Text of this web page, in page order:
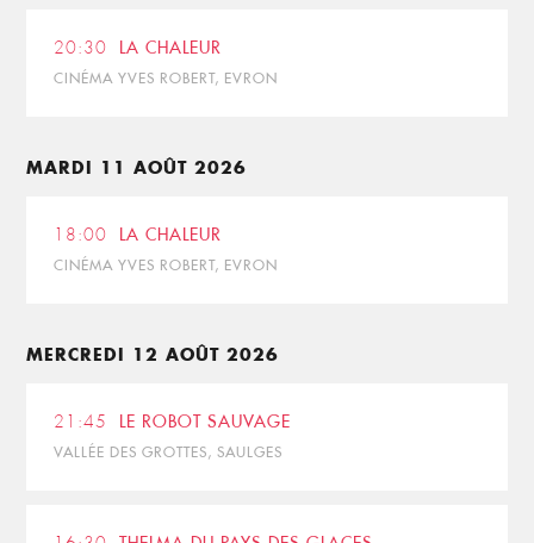
20:30 LA CHALEUR
CINÉMA YVES ROBERT, EVRON
MARDI 11 AOÛT 2026
18:00 LA CHALEUR
CINÉMA YVES ROBERT, EVRON
MERCREDI 12 AOÛT 2026
21:45 LE ROBOT SAUVAGE
VALLÉE DES GROTTES, SAULGES